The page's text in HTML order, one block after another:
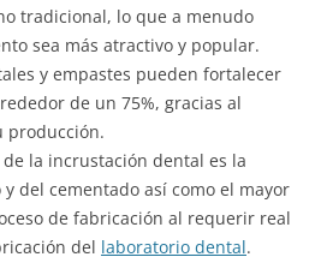
tradicional, lo que a menudo
sea más atractivo y popular.
y empastes pueden fortalecer
de un 75%, gracias al
producción.
la incrustación dental es la
del cementado así como el mayor
de fabricación al requerir real
del laboratorio dental.